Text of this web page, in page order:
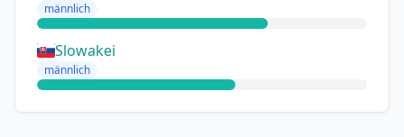
männlich
Slowakei
männlich